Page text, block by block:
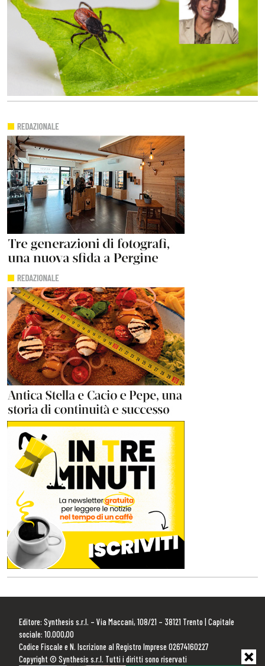
Editore: Synthesis s.r.l. – Via Maccani, 108/21 – 38121 Trento | Capitale
sociale: 10.000,00
Codice Fiscale e N. Iscrizione al Registro Imprese 02674160227
Copyright © Synthesis s.r.l. Tutti i diritti sono riservati